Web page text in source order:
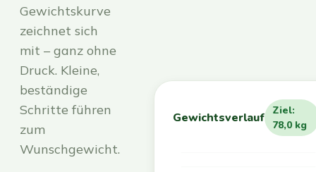
Gewichtskurve
zeichnet sich
mit – ganz ohne
Druck. Kleine,
beständige
Schritte führen
zum
Wunschgewicht.
Gewichtsverlauf
Ziel:
78,0 kg